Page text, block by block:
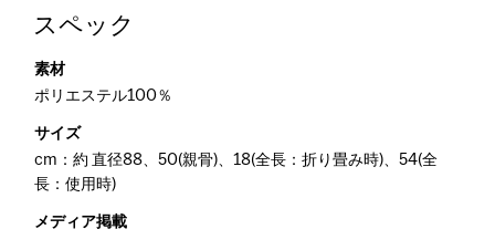
スペック
素材
ポリエステル100％
サイズ
cm：約 直径88、50(親骨)、18(全長：折り畳み時)、54(全
長：使用時)
メディア掲載